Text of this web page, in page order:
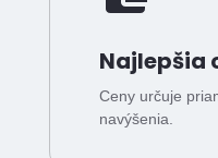
Najlepšia
Ceny určuje
navýšenia.